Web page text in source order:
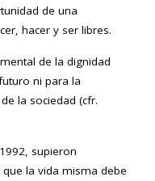
de una
hacer y ser libres.
de la dignidad
ni para la
la sociedad (cfr.
supieron
la vida misma debe